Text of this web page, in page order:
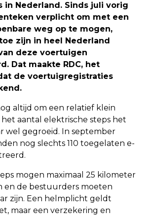
in Nederland. Sinds juli vorig
verplicht om met een
weg op te mogen,
zijn in heel Nederland
deze voertuigen
Dat maakte RDC, het
de voertuigregistraties
altijd om een relatief klein
het aantal elektrische steps het
wel gegroeid. In september
nog slechts 110 toegelaten e-
mogen maximaal 25 kilometer
en de bestuurders moeten
zijn. Een helmplicht geldt
maar een verzekering en